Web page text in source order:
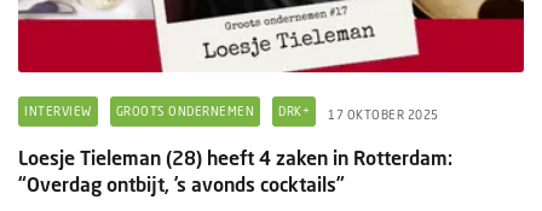
INTERVIEW GROOTS ONDERNEMEN DRK+ 17 OKTOBER 2025
Loesje Tieleman (28) heeft 4 zaken in Rotterdam:
“Overdag ontbijt, ’s avonds cocktails”